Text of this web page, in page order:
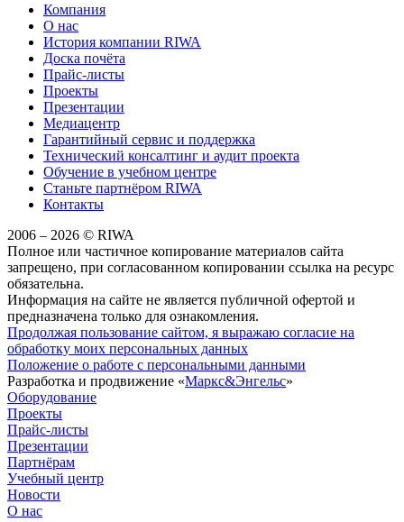
Компания
О нас
История компании RIWA
Доска почёта
Прайс-листы
Проекты
Презентации
Медиацентр
Гарантийный сервис и поддержка
Технический консалтинг и аудит проекта
Обучение в учебном центре
Станьте партнёром RIWA
Контакты
2006 – 2026 © RIWA
Полное или частичное копирование материалов сайта
запрещено, при согласованном копировании ссылка на ресурс
обязательна.
Информация на сайте не является публичной офертой и
предназначена только для ознакомления.
Продолжая пользование сайтом, я выражаю согласие на
обработку моих персональных данных
Положение о работе с персональными данными
Разработка и продвижение «Маркс&Энгельс»
Оборудование
Проекты
Прайс-листы
Презентации
Партнёрам
Учебный центр
Новости
О нас